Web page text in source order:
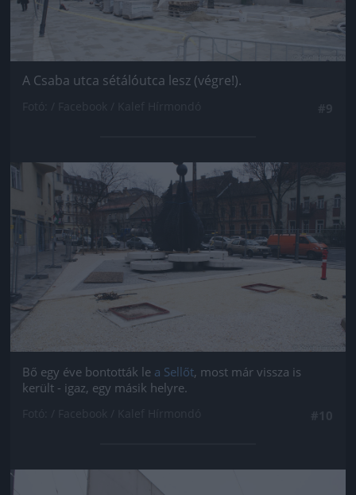
A Csaba utca sétálóutca lesz (végre!).
Jön még kép!
Bő egy éve bontották le a Sellőt, most már vissza is
került - igaz, egy másik helyre.